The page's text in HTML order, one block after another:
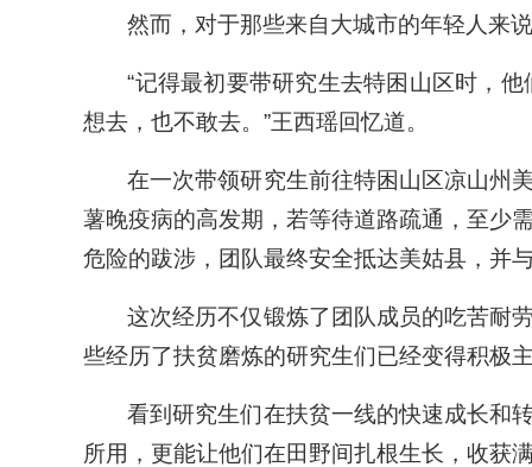
然而，对于那些来自大城市的年轻人来
“记得最初要带研究生去特困山区时，
想去，也不敢去。”王西瑶回忆道。
在一次带领研究生前往特困山区凉山州
薯晚疫病的高发期，若等待道路疏通，至少
危险的跋涉，团队最终安全抵达美姑县，并
这次经历不仅锻炼了团队成员的吃苦耐
些经历了扶贫磨炼的研究生们已经变得积极
看到研究生们在扶贫一线的快速成长和
所用，更能让他们在田野间扎根生长，收获